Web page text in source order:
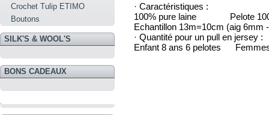
Crochet Tulip ETIMO
Boutons
SILK'S & WOOL'S
BONS CADEAUX
· Caractéristiques :
100% pure laine Pelote
Echantillon 13m=10cm (aig 6mm
· Quantité pour un pull en jersey :
Enfant 8 ans 6 pelotes